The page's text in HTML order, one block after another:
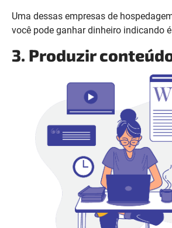
Uma dessas empresas de
você pode ganhar dinheiro indicando
3. Produzir